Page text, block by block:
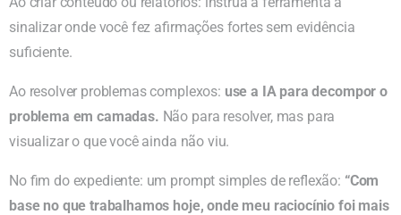
sinalizar onde você fez afirmações fortes sem evidência
suficiente.
Ao resolver problemas complexos: use a IA para decompor o
problema em camadas. Não para resolver, mas para
visualizar o que você ainda não viu.
No fim do expediente: um prompt simples de reflexão: “Com
base no que trabalhamos hoje, onde meu raciocínio foi mais